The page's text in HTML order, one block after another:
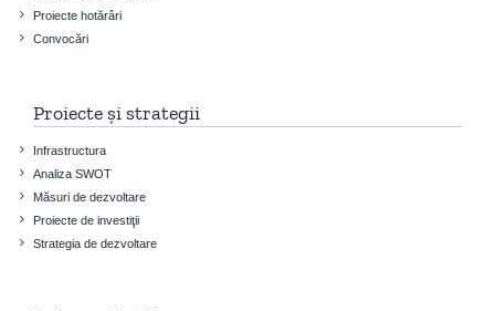
Proiecte hotărâri
Convocări
Proiecte și strategii
Infrastructura
Analiza SWOT
Măsuri de dezvoltare
Proiecte de investiţii
Strategia de dezvoltare